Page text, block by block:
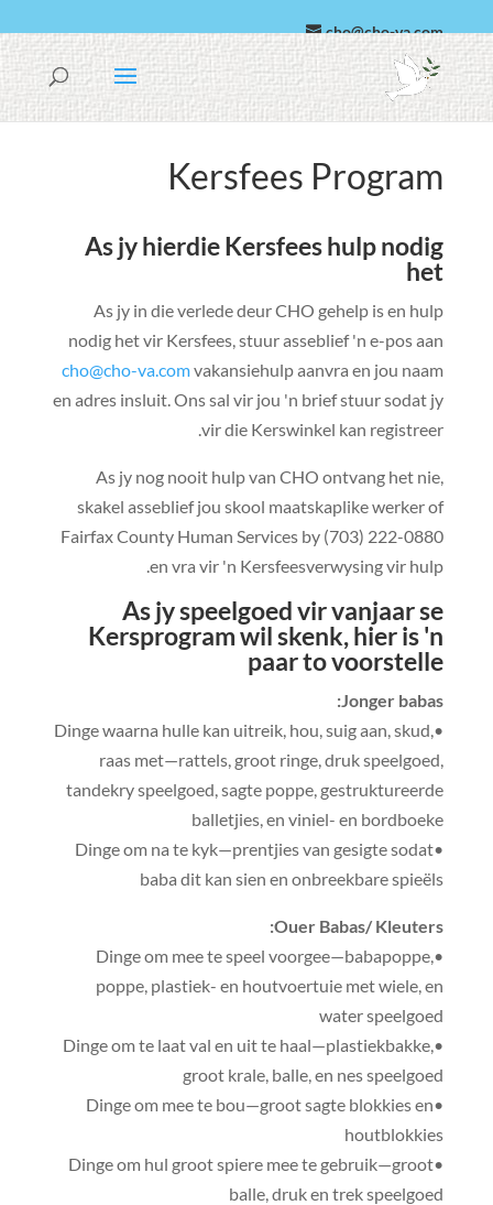
cho@cho-va.com
Arabies
Español
Kersfees Program
As jy hierdie Kersfees hulp nodig
het
As jy in die verlede deur CHO gehelp is en hulp
nodig het vir Kersfees, stuur asseblief 'n e-pos aan
cho@cho-va.comvakansiehulp aanvra en jou naam
en adres insluit. Ons sal vir jou 'n brief stuur sodat jy
vir die Kerswinkel kan registreer.
As jy nog nooit hulp van CHO ontvang het nie,
skakel asseblief jou skool maatskaplike werker of
Fairfax County Human Services by (703) 222-0880
en vra vir 'n Kersfeesverwysing vir hulp.
As jy speelgoed vir vanjaar se
Kersprogram wil skenk, hier is 'n
paar to voorstelle
Jonger babas:
•Dinge waarna hulle kan uitreik, hou, suig aan, skud,
raas met—rattels, groot ringe, druk speelgoed,
tandekry speelgoed, sagte poppe, gestruktureerde
balletjies, en viniel- en bordboeke
•Dinge om na te kyk—prentjies van gesigte sodat
baba dit kan sien en onbreekbare spieëls
Ouer Babas/ Kleuters:
•Dinge om mee te speel voorgee—babapoppe,
poppe, plastiek- en houtvoertuie met wiele, en
water speelgoed
•Dinge om te laat val en uit te haal—plastiekbakke,
groot krale, balle, en nes speelgoed
•Dinge om mee te bou—groot sagte blokkies en
houtblokkies
•Dinge om hul groot spiere mee te gebruik—groot
balle, druk en trek speelgoed